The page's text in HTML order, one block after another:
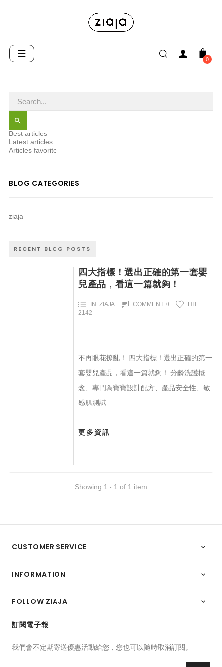
Toggle
navigation
☰ 0

Best articles
Latest articles
Articles favorite
BLOG CATEGORIES
ziaja
RECENT BLOG POSTS
四大指標！選出正確的第一套嬰
兒產品，看這一篇就夠！
IN: ZIAJA COMMENT: 0
HIT:
2142
不再眼花撩亂！ 四大指標！選出正確的第一
套嬰兒產品，看這一篇就夠！ 分齡洗護概
念、專門為寶寶設計配方、產品安全性、敏
感肌測試
更多資訊
Showing 1 - 1 of 1 item
CUSTOMER SERVICE 
INFORMATION 
FOLLOW ZIAJA 
訂閱電子報
我們會不定期寄送優惠活動給您，您也可以隨時取消訂閱。